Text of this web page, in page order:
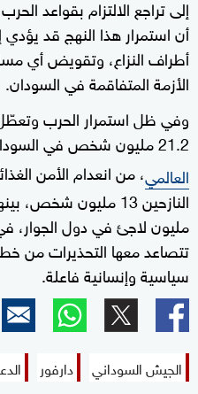
إلى تراجع الالتزام بقواعد
أن استمرار هذا النهج قد يؤدي
أطراف النزاع، وتقويض أي
الأزمة المتفاقمة في السودان.
وفي ظل استمرار الحرب
21.2 مليون شخص في السودان، بحسب
العالمي، من انعدام الأمن
مليون لاجئ في دول الجوار،
تتصاعد معها التحذيرات من
سياسية وإنسانية فاعلة.
الجيش السوداني دارفور